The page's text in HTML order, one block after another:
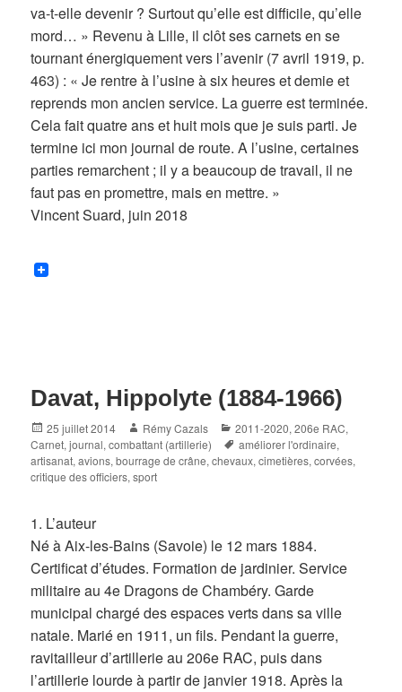
va-t-elle devenir ? Surtout qu’elle est difficile, qu’elle
mord… » Revenu à Lille, il clôt ses carnets en se
tournant énergiquement vers l’avenir (7 avril 1919, p.
463) : « Je rentre à l’usine à six heures et demie et
reprends mon ancien service. La guerre est terminée.
Cela fait quatre ans et huit mois que je suis parti. Je
termine ici mon journal de route. A l’usine, certaines
parties remarchent ; il y a beaucoup de travail, il ne
faut pas en promettre, mais en mettre. »
Vincent Suard, juin 2018
Davat, Hippolyte (1884-1966)
Posted
on
25 juillet 2014 Author
Rémy Cazals Categories
2011-2020,206e RAC,
Carnet, journal,combattant (artillerie) Tags
améliorer l'ordinaire,
artisanat,avions,bourrage de crâne,chevaux,cimetières,corvées,
critique des officiers,sport
1. L’auteur
Né à Aix-les-Bains (Savoie) le 12 mars 1884.
Certificat d’études. Formation de jardinier. Service
militaire au 4e Dragons de Chambéry. Garde
municipal chargé des espaces verts dans sa ville
natale. Marié en 1911, un fils. Pendant la guerre,
ravitailleur d’artillerie au 206e RAC, puis dans
l’artillerie lourde à partir de janvier 1918. Après la